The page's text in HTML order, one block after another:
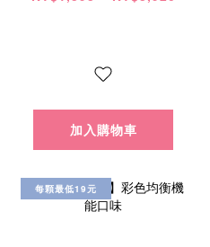
加入購物車
每顆最低19元